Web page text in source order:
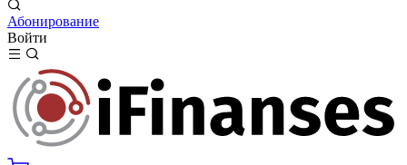
Абонирование
Войти